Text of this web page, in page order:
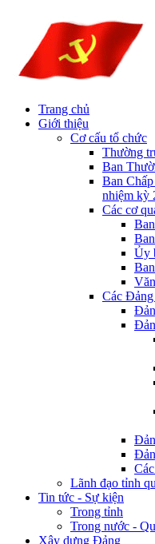
Trang chủ
Giới thiệu
Cơ cấu tổ chức
Thường
Ban
Ban
nhiệm kỳ
Các cơ
Ủy
Các
Lãnh đạo tỉnh
Tin tức - Sự kiện
Trong tỉnh
Trong nước -
Xây dựng Đảng